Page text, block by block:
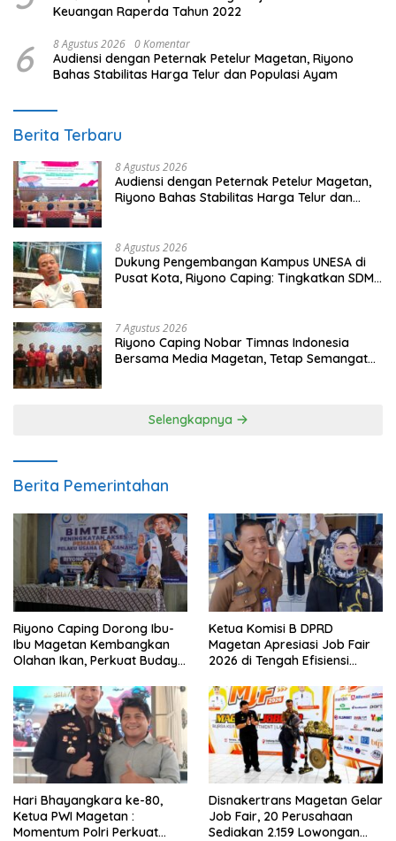
Keuangan Raperda Tahun 2022
6 8 Agustus 2026 0 Komentar
Audiensi dengan Peternak Petelur Magetan, Riyono
Bahas Stabilitas Harga Telur dan Populasi Ayam
Berita Terbaru
8 Agustus 2026
Audiensi dengan Peternak Petelur Magetan,
Riyono Bahas Stabilitas Harga Telur dan
8 Agustus 2026
Dukung Pengembangan Kampus UNESA di
Pusat Kota, Riyono Caping: Tingkatkan SDM
7 Agustus 2026
Riyono Caping Nobar Timnas Indonesia
Bersama Media Magetan, Tetap Semangat
Selengkapnya
Berita Pemerintahan
Riyono Caping Dorong Ibu-
Ibu Magetan Kembangkan
Olahan Ikan, Perkuat Budaya
Ketua Komisi B DPRD
Magetan Apresiasi Job Fair
2026 di Tengah Efisiensi
Hari Bhayangkara ke-80,
Ketua PWI Magetan :
Momentum Polri Perkuat
Disnakertrans Magetan Gelar
Job Fair, 20 Perusahaan
Sediakan 2.159 Lowongan